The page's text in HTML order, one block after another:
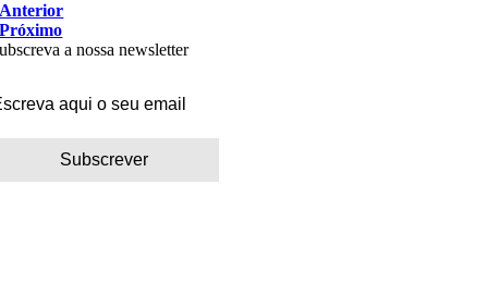
Anterior
Próximo
a nossa newsletter